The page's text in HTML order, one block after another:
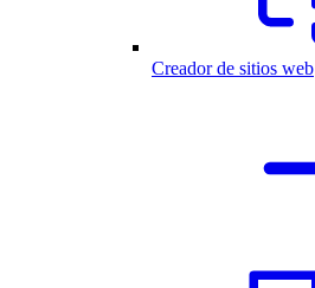
Creador de sitios web